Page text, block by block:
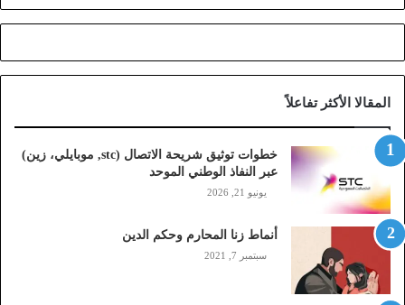
ر
ل
ا
ت
ص
ل
(
s
,
المقالا الأكثر تفاعلاً
خطوات توثيق شريحة الاتصال (stc, موبايلي، زين)
عبر النفاذ الوطني الموحد
يونيو 21, 2026
أنماط زنا المحارم وحكم الدين
سبتمبر 7, 2021